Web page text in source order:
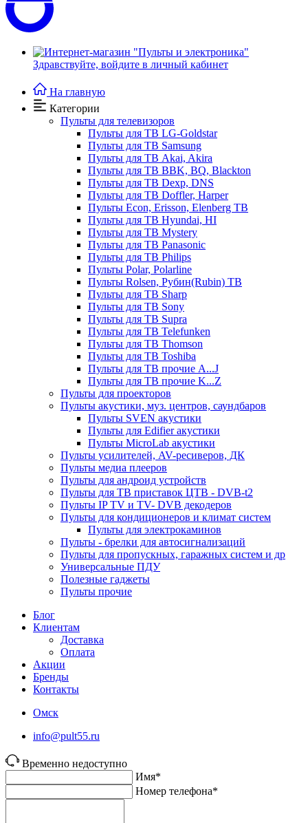
Здравствуйте, войдите в личный кабинет
На главную
Категории
Пульты для телевизоров
Пульты для ТВ LG-Goldstar
Пульты для ТВ Samsung
Пульты для ТВ Akai, Akira
Пульты для ТВ BBK, BQ, Blackton
Пульты для ТВ Dexp, DNS
Пульты для ТВ Doffler, Harper
Пульты Econ, Erisson, Elenberg ТВ
Пульты для ТВ Hyundai, HI
Пульты для ТВ Mystery
Пульты для ТВ Panasonic
Пульты для ТВ Philips
Пульты Polar, Polarline
Пульты Rolsen, Рубин(Rubin) ТВ
Пульты для ТВ Sharp
Пульты для ТВ Sony
Пульты для ТВ Supra
Пульты для ТВ Telefunken
Пульты для ТВ Thomson
Пульты для ТВ Toshiba
Пульты для ТВ прочие A...J
Пульты для ТВ прочие K...Z
Пульты для проекторов
Пульты акустики, муз. центров, саундбаров
Пульты SVEN акустики
Пульты для Edifier акустики
Пульты MicroLab акустики
Пульты усилителей, AV-ресиверов, ДК
Пульты медиа плееров
Пульты для андроид устройств
Пульты для ТВ приставок ЦТВ - DVB-t2
Пульты IP TV и TV- DVB декодеров
Пульты для кондиционеров и климат систем
Пульты для электрокаминов
Пульты - брелки для автосигнализаций
Пульты для пропускных, гаражных систем и др
Универсальные ПДУ
Полезные гаджеты
Пульты прочие
Блог
Клиентам
Доставка
Оплата
Акции
Бренды
Контакты
Омск
info@pult55.ru
Временно недоступно
Имя*
Номер телефона*